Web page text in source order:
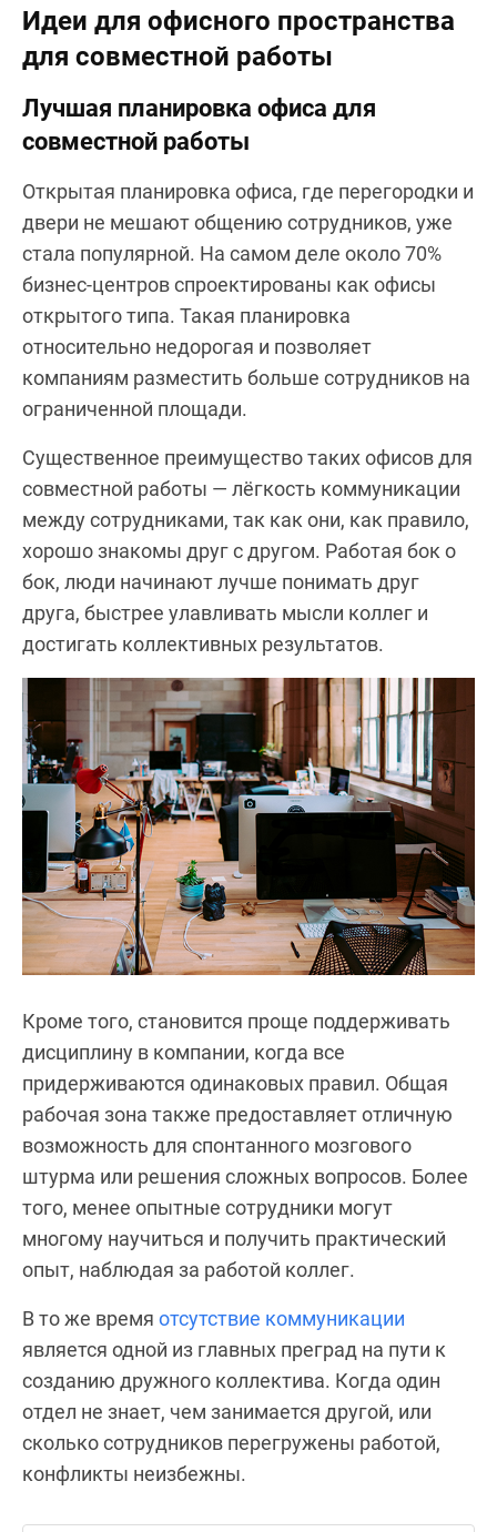
Идеи для офисного пространства
для совместной работы
Лучшая планировка офиса для
совместной работы
Открытая планировка офиса, где перегородки и
двери не мешают общению сотрудников, уже
стала популярной. На самом деле около 70%
бизнес-центров спроектированы как офисы
открытого типа. Такая планировка
относительно недорогая и позволяет
компаниям разместить больше сотрудников на
ограниченной площади.
Существенное преимущество таких офисов для
совместной работы — лёгкость коммуникации
между сотрудниками, так как они, как правило,
хорошо знакомы друг с другом. Работая бок о
бок, люди начинают лучше понимать друг
друга, быстрее улавливать мысли коллег и
достигать коллективных результатов.
Кроме того, становится проще поддерживать
дисциплину в компании, когда все
придерживаются одинаковых правил. Общая
рабочая зона также предоставляет отличную
возможность для спонтанного мозгового
штурма или решения сложных вопросов. Более
того, менее опытные сотрудники могут
многому научиться и получить практический
опыт, наблюдая за работой коллег.
В то же время отсутствие коммуникации
является одной из главных преград на пути к
созданию дружного коллектива. Когда один
отдел не знает, чем занимается другой, или
сколько сотрудников перегружены работой,
конфликты неизбежны.